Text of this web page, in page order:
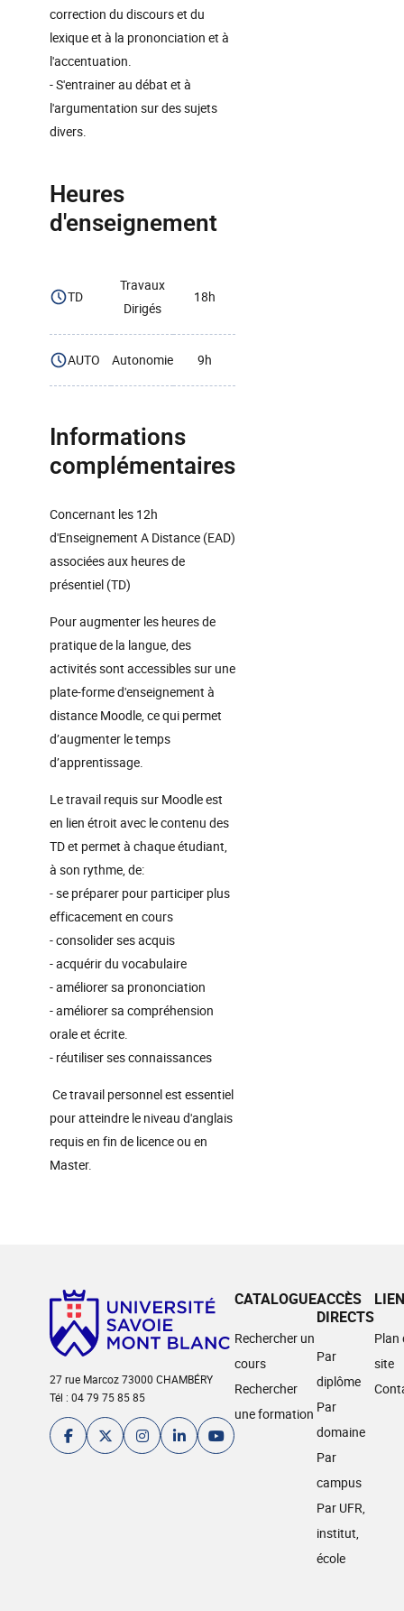
correction du discours et du
lexique et à la prononciation et à
l'accentuation.
- S'entrainer au débat et à
l'argumentation sur des sujets
divers.
Heures
d'enseignement
TD
Travaux
Dirigés
18h
AUTO Autonomie 9h
Informations
complémentaires
Concernant les 12h
d'Enseignement A Distance (EAD)
associées aux heures de
présentiel (TD)
Pour augmenter les heures de
pratique de la langue, des
activités sont accessibles sur une
plate-forme d'enseignement à
distance Moodle, ce qui permet
d’augmenter le temps
d’apprentissage.
Le travail requis sur Moodle est
en lien étroit avec le contenu des
TD et permet à chaque étudiant,
à son rythme, de:
- se préparer pour participer plus
efficacement en cours
- consolider ses acquis
- acquérir du vocabulaire
- améliorer sa prononciation
- améliorer sa compréhension
orale et écrite.
- réutiliser ses connaissances
Ce travail personnel est essentiel
pour atteindre le niveau d'anglais
requis en fin de licence ou en
Master.
27 rue Marcoz 73000 CHAMBÉRY
Tél : 04 79 75 85 85
CATALOGUE
Rechercher un
cours
Rechercher
une formation
ACCÈS
DIRECTS
Par
diplôme
Par
domaine
Par
campus
Par UFR,
institut,
école
Plan
site